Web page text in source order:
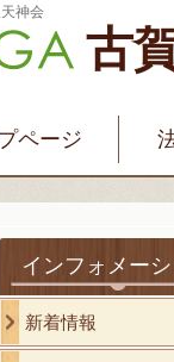
神会
古
ページ
みなみ病院 新
福祉サービス
インフォメー
新着情報